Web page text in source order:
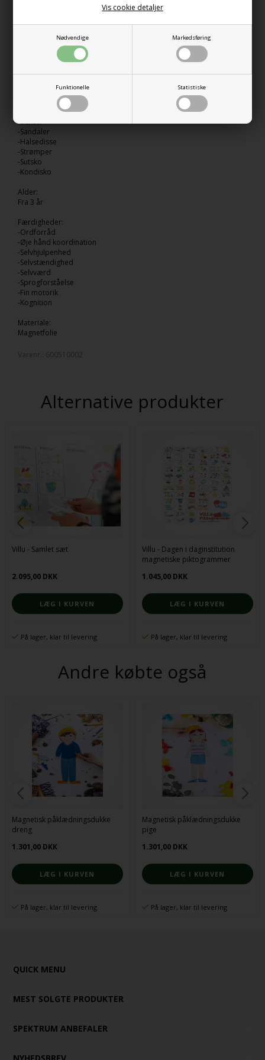
Nødvendige Markedsføring
Funktionelle Statistiske
Vis cookie detaljer
-Flyverdragt
-Vinterstøvler
-Langærmet bluse
-Bukser
-Sandaler
-Halsedisse
-Strømper
-Sutsko
-Kondisko
Alder:
Fra 3 år
Færdigheder:
-Ordforråd
-Øje hånd koordination
-Selvhjulpenhed
-Selvstændighed
-Selvværd
-Sprogforståelse
-Fin motorik
-Kognition
Materiale:
Magnetfolie
Varenr.: 600510002
Alternative produkter
Villu - Samlet sæt
2.095,00 DKK
På lager, klar til levering
Villu - Dagen i daginstitution
magnetiske piktogrammer
1.045,00 DKK
På lager, klar til levering
Andre købte også
Magnetisk påklædningsdukke
dreng
1.301,00 DKK
På lager, klar til levering
Magnetisk påklædningsdukke
pige
1.301,00 DKK
På lager, klar til levering
QUICK MENU
MEST SOLGTE PRODUKTER
SPEKTRUM ANBEFALER